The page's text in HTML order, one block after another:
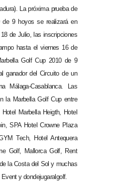
La próxima prueba de
de 9 hoyos se realizará en
de Julio, las inscripciones
hasta el viernes 16 de
Golf Cup 2010 de 9
ganador del Circuito de un
Málaga-Casablanca. Las
la Marbella Golf Cup entre
Marbella Heigth, Hotel
SPA Hotel Crowne Plaza
Tech, Hotel Antequera
Golf, Mallorca Golf, Rent
la Costa del Sol y muchas
y dondejugaralgolf.